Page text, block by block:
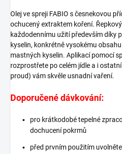
Olej ve spreji FABIO s česnekovou
ochucený extraktem koření.
každodennímu užití především díky
kyselin, konkrétně vysokému
mastných kyselin. Aplikací pomocí
rozprostřete po celém jídle a i
proud) vám skvěle usnadní vaření.
Doporučené dávkování:
pro krátkodobé tepelné
dochucení pokrmů
před prvním použitím